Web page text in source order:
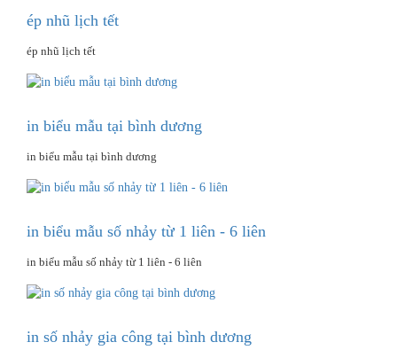
ép nhũ lịch tết
ép nhũ lịch tết
in biểu mẫu tại bình dương
in biểu mẫu tại bình dương
in biểu mẫu số nhảy từ 1 liên - 6 liên
in biểu mẫu số nhảy từ 1 liên - 6 liên
in số nhảy gia công tại bình dương